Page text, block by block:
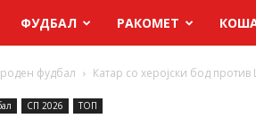
ФУДБАЛ РАКОМЕТ
фудбал Катар со херојски бод
СП 2026 ТОП